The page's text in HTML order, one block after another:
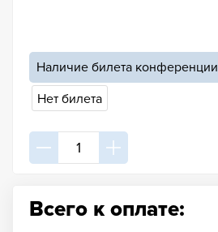
Наличие билета конференции
Нет билета
Всего к оплате: